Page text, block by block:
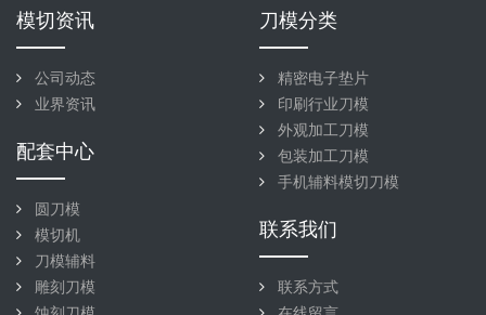
模切资讯
公司动态
业界资讯
刀模分类
精密电子垫片
印刷行业刀模
外观加工刀模
包装加工刀模
手机辅料模切刀模
配套中心
圆刀模
模切机
刀模辅料
雕刻刀模
联系我们
联系方式